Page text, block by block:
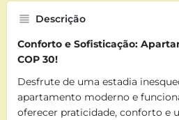
Descrição
Conforto e Sofisticação:
COP 30!
Desfrute de uma estadia
apartamento moderno e
oferecer praticidade, conforto e